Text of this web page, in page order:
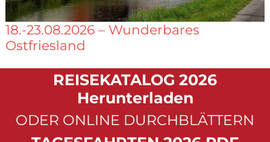
18.-23.08.2026 – Wunderbares
Ostfriesland
REISEKATALOG 2026
Herunterladen
ODER ONLINE DURCHBLÄTTERN